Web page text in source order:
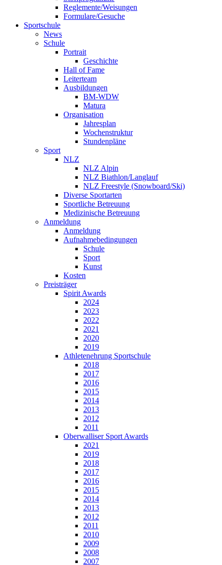
Reglemente/Weisungen
Formulare/Gesuche
Sportschule
News
Schule
Portrait
Geschichte
Hall of Fame
Leiterteam
Ausbildungen
BM-WDW
Matura
Organisation
Jahresplan
Wochenstruktur
Stundenpläne
Sport
NLZ
NLZ Alpin
NLZ Biathlon/Langlauf
NLZ Freestyle (Snowboard/Ski)
Diverse Sportarten
Sportliche Betreuung
Medizinische Betreuung
Anmeldung
Anmeldung
Aufnahmebedingungen
Schule
Sport
Kunst
Kosten
Preisträger
Spirit Awards
2024
2023
2022
2021
2020
2019
Athletenehrung Sportschule
2018
2017
2016
2015
2014
2013
2012
2011
Oberwalliser Sport Awards
2021
2019
2018
2017
2016
2015
2014
2013
2012
2011
2010
2009
2008
2007